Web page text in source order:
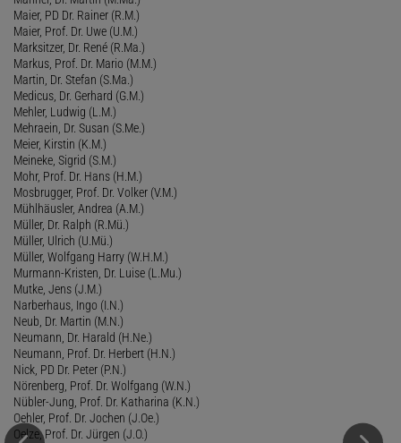
Maier, PD Dr. Rainer (R.M.)
Maier, Prof. Dr. Uwe (U.M.)
Marksitzer, Dr. René (R.Ma.)
Markus, Prof. Dr. Mario (M.M.)
Martin, Dr. Stefan (S.Ma.)
Medicus, Dr. Gerhard (G.M.)
Mehler, Ludwig (L.M.)
Mehraein, Dr. Susan (S.Me.)
Meier, Kirstin (K.M.)
Meineke, Sigrid (S.M.)
Mohr, Prof. Dr. Hans (H.M.)
Mosbrugger, Prof. Dr. Volker (V.M.)
Mühlhäusler, Andrea (A.M.)
Müller, Dr. Ralph (R.Mü.)
Müller, Ulrich (U.Mü.)
Müller, Wolfgang Harry (W.H.M.)
Murmann-Kristen, Dr. Luise (L.Mu.)
Mutke, Jens (J.M.)
Narberhaus, Ingo (I.N.)
Neub, Dr. Martin (M.N.)
Neumann, Dr. Harald (H.Ne.)
Neumann, Prof. Dr. Herbert (H.N.)
Nick, PD Dr. Peter (P.N.)
Nörenberg, Prof. Dr. Wolfgang (W.N.)
Nübler-Jung, Prof. Dr. Katharina (K.N.)
Oehler, Prof. Dr. Jochen (J.Oe.)
Oelze, Prof. Dr. Jürgen (J.O.)